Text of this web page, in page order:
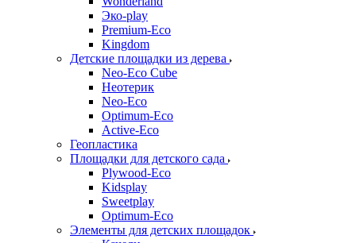
Эко-play
Premium-Eco
Kingdom
Детские площадки из дерева
Neo-Eco Cube
Неотерик
Neo-Eco
Оptimum-Еco
Active-Eco
Геопластика
Площадки для детского сада
Plywood-Eco
Kidsplay
Sweetplay
Оptimum-Еco
Элементы для детских площадок